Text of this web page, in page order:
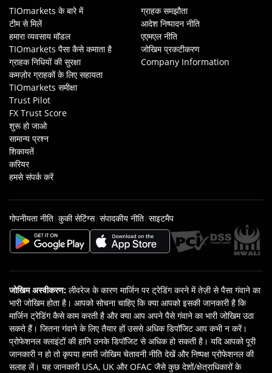
TIOmarkets के बारे में
टीम से मिलें
हमारा व्यवसाय मॉडल
TIOmarkets पैसा कैसे कमाता है
ग्राहक निधियों की सुरक्षा
कमज़ोर ग्राहकों के लिए सहायता
TIOmarkets समीक्षा
Trust Pilot
FX Trust Score
शुरू हो जाओ
सामान्य प्रश्न
शिकायतें
करियर
हमसे संपर्क करें
ग्राहक समझौता
आदेश निष्पादन नीति
एएमएल नीति
जोखिम प्रकटीकरण
Company Information
गोपनीयता नीति| कुकी सेटिंग्स| संपादकीय नीति| साइटमैप
जोखिम अस्वीकरण: लीवरेज के कारण मार्जिन पर ट्रेडिंग करने में तेज़ी से पैसा गंवाने का
भारी जोखिम होता है। आपको सोचना चाहिए कि क्‍या आपको इसकी जानकारी है कि
मार्जिन ट्रेडिंग कैसे काम करती है और क्या आप अपने पैसे गंवाने का भारी जोखिम उठा
सकते हैं। जितना गंवाने के लिए तैयार हों उससे अधिक डिपॉजिट आप कभी न करें।
प्रोफेशनल क्लाइंटों की हानि उनके डिपॉजिट से अधिक हो सकती है। यदि आपको पूरी
जानकारी न हो तो कृपया हमारी जोखिम चेतावनी नीति देखें और निष्‍पक्ष प्रोफेशनल की
सलाह लें। यह जानकारी USA, UK और OFAC जैसे कुछ देशों/क्षेत्राधिकारों के